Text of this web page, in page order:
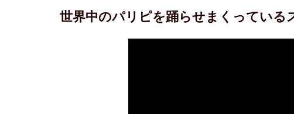
世界中のパリピを踊らせまくっている